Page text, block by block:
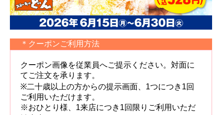
＊クーポンご利用方法
クーポン画像を従業員へご提示ください。対面に
てご注文を承ります。
※二十歳以上の方からの提示画面、1つにつき1回
ご利用いただけます。
※おひとり様、1来店につき1回限りご利用いただ